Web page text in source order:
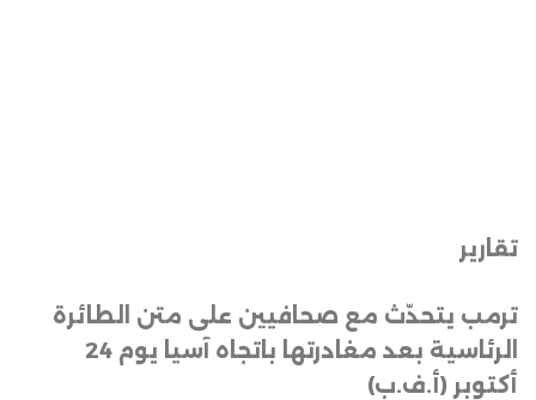
تقارير
ترمب يتحدّث مع صحافيين على متن الطائرة
الرئاسية بعد مغادرتها باتجاه آسيا يوم 24
أكتوبر (أ.ف.ب)